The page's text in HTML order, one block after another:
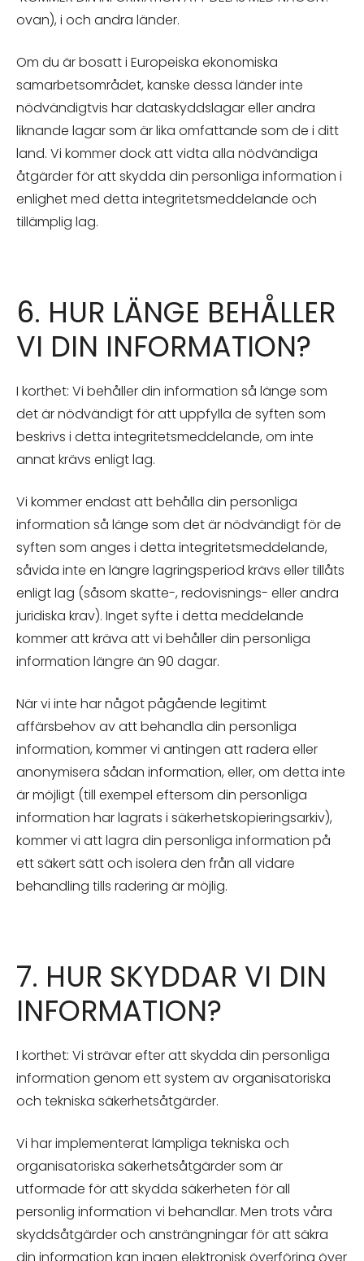
ovan), i och andra länder.
Om du är bosatt i Europeiska ekonomiska
samarbetsområdet, kanske dessa länder inte
nödvändigtvis har dataskyddslagar eller andra
liknande lagar som är lika omfattande som de i ditt
land. Vi kommer dock att vidta alla nödvändiga
åtgärder för att skydda din personliga information i
enlighet med detta integritetsmeddelande och
tillämplig lag.
6. HUR LÄNGE BEHÅLLER
VI DIN INFORMATION?
I korthet: Vi behåller din information så länge som
det är nödvändigt för att uppfylla de syften som
beskrivs i detta integritetsmeddelande, om inte
annat krävs enligt lag.
Vi kommer endast att behålla din personliga
information så länge som det är nödvändigt för de
syften som anges i detta integritetsmeddelande,
såvida inte en längre lagringsperiod krävs eller tillåts
enligt lag (såsom skatte-, redovisnings- eller andra
juridiska krav). Inget syfte i detta meddelande
kommer att kräva att vi behåller din personliga
information längre än 90 dagar.
När vi inte har något pågående legitimt
affärsbehov av att behandla din personliga
information, kommer vi antingen att radera eller
anonymisera sådan information, eller, om detta inte
är möjligt (till exempel eftersom din personliga
information har lagrats i säkerhetskopieringsarkiv),
kommer vi att lagra din personliga information på
ett säkert sätt och isolera den från all vidare
behandling tills radering är möjlig.
7. HUR SKYDDAR VI DIN
INFORMATION?
I korthet: Vi strävar efter att skydda din personliga
information genom ett system av organisatoriska
och tekniska säkerhetsåtgärder.
Vi har implementerat lämpliga tekniska och
organisatoriska säkerhetsåtgärder som är
utformade för att skydda säkerheten för all
personlig information vi behandlar. Men trots våra
skyddsåtgärder och ansträngningar för att säkra
din information kan ingen elektronisk överföring över